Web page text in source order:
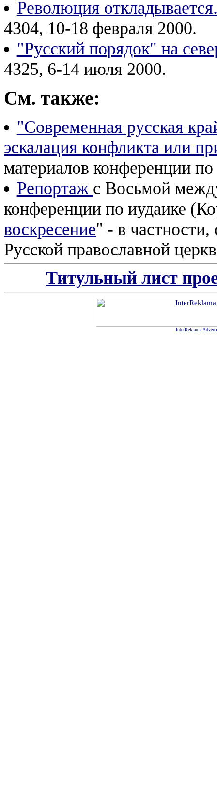
Революция
4304, 10-18 февраля 2000.
"Русский порядок" на
4325, 6-14 июля 2000.
См. также:
"Современная русская
эскалация конфликта или
материалов конференции
Репортаж с Восьмой
конференции по иудаике
воскресение" - в
Русской православной
Титульный лист
InterReklama